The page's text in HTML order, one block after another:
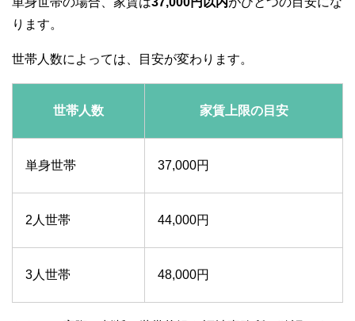
ります。
世帯人数によっては、目安が変わります。
世帯人数 家賃上限の目安
単身世帯 37,000円
2人世帯 44,000円
3人世帯 48,000円